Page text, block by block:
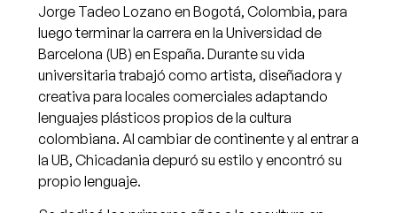
Jorge Tadeo Lozano en Bogotá, Colombia, para
luego terminar la carrera en la Universidad de
Barcelona (UB) en España. Durante su vida
universitaria trabajó como artista, diseñadora y
creativa para locales comerciales adaptando
lenguajes plásticos propios de la cultura
colombiana. Al cambiar de continente y al entrar a
la UB, Chicadania depuró su estilo y encontró su
propio lenguaje.